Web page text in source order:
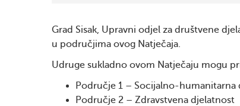
Grad Sisak, Upravni odjel za društvene
u područjima ovog Natječaja.
Udruge sukladno ovom Natječaju mogu
Područje 1 – Socijalno-humanitarna
Područje 2 – Zdravstvena djelatnost